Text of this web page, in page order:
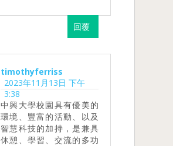
回覆
timothyferriss
2023年11月13日 下午
3:38
中興大學校園具有優美的
環境、豐富的活動、以及
智慧科技的加持，是兼具
休憩、學習、交流的多功